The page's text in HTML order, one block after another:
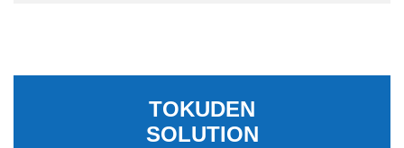
TOKUDEN
SOLUTION